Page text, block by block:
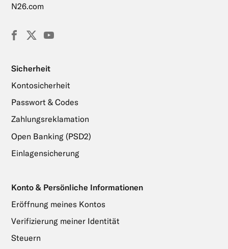
N26.com
Facebook
X
YouTube
Sicherheit
Kontosicherheit
Passwort & Codes
Zahlungsreklamation
Open Banking (PSD2)
Einlagensicherung
Konto & Persönliche Informationen
Eröffnung meines Kontos
Verifizierung meiner Identität
Steuern